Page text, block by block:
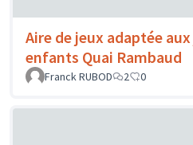
Aire de jeux adaptée
enfants Quai Rambaud
Franck RUBOD
2 0